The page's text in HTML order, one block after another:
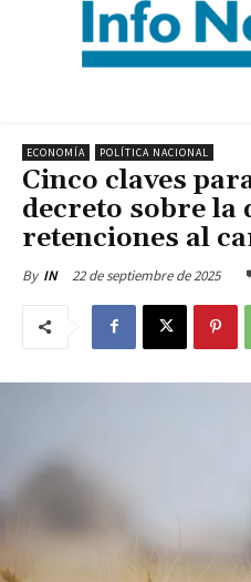
ECONOMÍA POLÍTICA NACIONAL
Cinco claves
decreto sobre la
retenciones al
By IN 22 de septiembre de 2025